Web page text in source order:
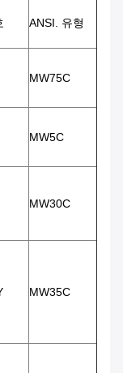
ANSI. 유형
MW75C
MW5C
MW30C
MW35C